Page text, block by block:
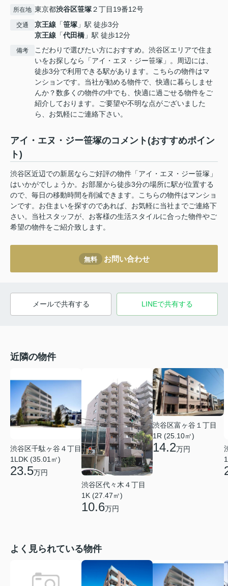
所在地 東京都渋谷区笹塚２丁目19番12号
交通 京王線 「笹塚 」駅 徒歩3分
京王線 「代田橋 」駅 徒歩12分
備考
こだわりで選びたい方におすすめ。渋谷区エリアで住ま
いをお探しなら「アイ・エヌ・ジー笹塚」。周辺には、
徒歩3分で利用できる駅があります。こちらの物件はマ
ンションです。当社が勧める物件で、快適に暮らしませ
んか？数多くの物件の中でも、快適に過ごせる物件をご
紹介しております。ご要望や不明な点がございました
ら、お気軽にご連絡下さい。
アイ・エヌ・ジー笹塚のコメント(おすすめポイン
ト)
渋谷区近辺での新居ならご好評の物件「アイ・エヌ・ジー笹塚」
はいかがでしょうか。お部屋から徒歩3分の場所に駅が位置する
ので、毎日の移動時間を削減できます。こちらの物件はマンショ
ンです。お住まいを探すのであれば、お気軽に当社までご連絡下
さい。当社スタッフが、お客様の生活スタイルに合った物件やご
希望の物件をご紹介致します。
無料 お問い合わせ
メールで共有する LINEで共有する
近隣の物件
渋谷区千駄ヶ谷４丁目
1LDK (35.01㎡)
23.5万円
渋谷区代々木４丁目
1K (27.47㎡)
10.6万円
渋谷区富ヶ谷１丁目
1R (25.10㎡)
14.2万円
よく見られている物件